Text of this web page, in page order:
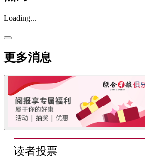
Loading...
更多消息